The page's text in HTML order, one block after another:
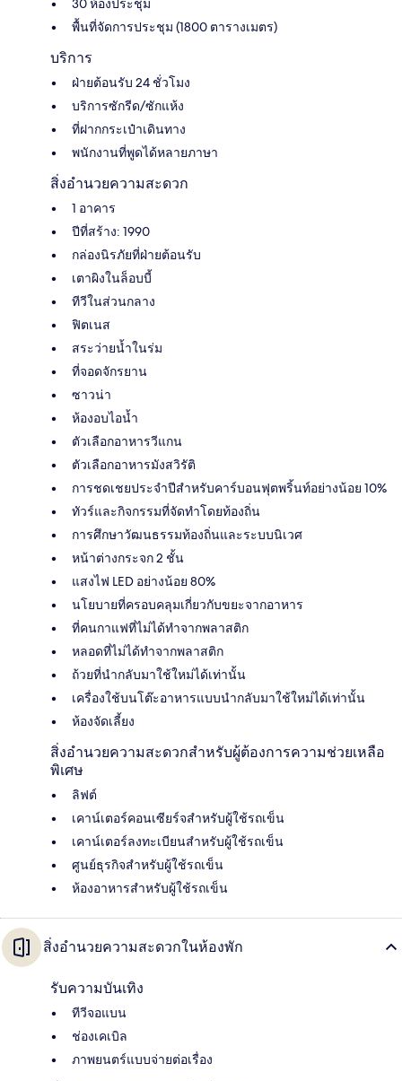
30 ห้องประชุม
พื้นที่จัดการประชุม (1800 ตารางเมตร)
บริการ
ฝ่ายต้อนรับ 24 ชั่วโมง
บริการซักรีด/ซักแห้ง
ที่ฝากกระเป๋าเดินทาง
พนักงานที่พูดได้หลายภาษา
สิ่งอำนวยความสะดวก
1 อาคาร
ปีที่สร้าง: 1990
กล่องนิรภัยที่ฝ่ายต้อนรับ
เตาผิงในล็อบบี้
ทีวีในส่วนกลาง
ฟิตเนส
สระว่ายน้ำในร่ม
ที่จอดจักรยาน
ซาวน่า
ห้องอบไอน้ำ
ตัวเลือกอาหารวีแกน
ตัวเลือกอาหารมังสวิรัติ
การชดเชยประจำปีสำหรับคาร์บอนฟุตพริ้นท์อย่างน้อย 10%
ทัวร์และกิจกรรมที่จัดทำโดยท้องถิ่น
การศึกษาวัฒนธรรมท้องถิ่นและระบบนิเวศ
หน้าต่างกระจก 2 ชั้น
แสงไฟ LED อย่างน้อย 80%
นโยบายที่ครอบคลุมเกี่ยวกับขยะจากอาหาร
ที่คนกาแฟที่ไม่ได้ทำจากพลาสติก
หลอดที่ไม่ได้ทำจากพลาสติก
ถ้วยที่นำกลับมาใช้ใหม่ได้เท่านั้น
เครื่องใช้บนโต๊ะอาหารแบบนำกลับมาใช้ใหม่ได้เท่านั้น
ห้องจัดเลี้ยง
สิ่งอำนวยความสะดวกสำหรับผู้ต้องการความช่วยเหลือ
พิเศษ
ลิฟต์
เคาน์เตอร์คอนเซียร์จสำหรับผู้ใช้รถเข็น
เคาน์เตอร์ลงทะเบียนสำหรับผู้ใช้รถเข็น
ศูนย์ธุรกิจสำหรับผู้ใช้รถเข็น
ห้องอาหารสำหรับผู้ใช้รถเข็น
สิ่งอำนวยความสะดวกในห้องพัก
รับความบันเทิง
ทีวีจอแบน
ช่องเคเบิล
ภาพยนตร์แบบจ่ายต่อเรื่อง